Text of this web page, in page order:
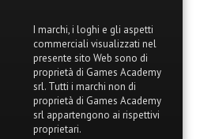
I marchi, i loghi e gli aspetti
commerciali visualizzati nel
presente sito Web sono di
proprietà di Games Academy
srl. Tutti i marchi non di
proprietà di Games Academy
srl appartengono ai rispettivi
proprietari.